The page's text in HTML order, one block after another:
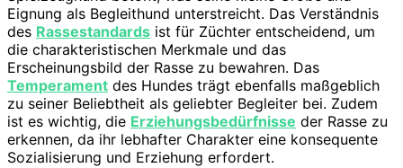
Eignung als Begleithund unterstreicht. Das Verständnis
des Rassestandards ist für Züchter entscheidend, um
die charakteristischen Merkmale und das
Erscheinungsbild der Rasse zu bewahren. Das
Temperament des Hundes trägt ebenfalls maßgeblich
zu seiner Beliebtheit als geliebter Begleiter bei. Zudem
ist es wichtig, die Erziehungsbedürfnisse der Rasse zu
erkennen, da ihr lebhafter Charakter eine konsequente
Sozialisierung und Erziehung erfordert.